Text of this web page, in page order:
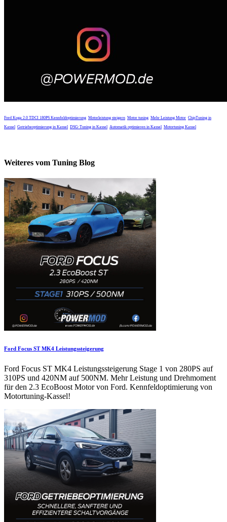
Ford Kuga 2.0 TDCI 180PS Kennfeldoptimierung Motorleistung steigern Motor tuning Mehr Leistung Motor ChipTuning in
Kassel Getriebeoptimierung in Kassel DSG-Tuning in Kassel Automatik optimieren in Kassel Motortuning Kassel
Weiteres vom Tuning Blog
Ford Focus ST MK4 Leistungssteigerung
Ford Focus ST MK4 Leistungssteigerung Stage 1 von 280PS auf
310PS und 420NM auf 500NM. Mehr Leistung und Drehmoment
für den 2.3 EcoBoost Motor von Ford. Kennfeldoptimierung von
Motortuning-Kassel!